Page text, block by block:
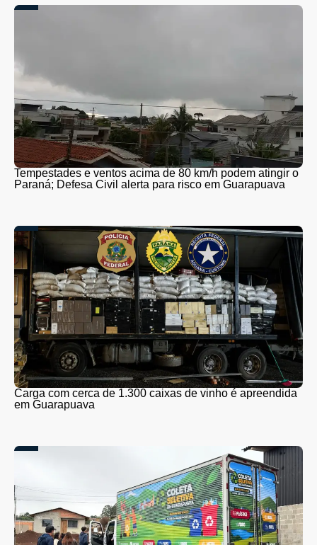
Tempestades e ventos acima de 80 km/h podem atingir o
Paraná; Defesa Civil alerta para risco em Guarapuava
Carga com cerca de 1.300 caixas de vinho é apreendida
em Guarapuava